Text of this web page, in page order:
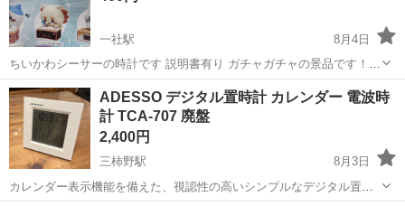
一社駅
8月4日
ちいかわシーサーの時計です 説明書有り ガチャガチャの景品です！
500円だったので少し安くしてます。
愛知 名古屋市 生活家電 ちい
ADESSO デジタル置時計 カレンダー 電波時
計 TCA-707 廃盤
2,400円
三柿野駅
8月3日
カレンダー表示機能を備えた、視認性の高いシンプルなデジタル置時